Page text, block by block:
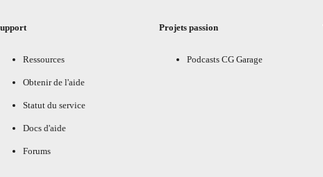
Ressources
Obtenir de l'aide
Statut du service
Docs d'aide
Forums
Projets passion
Podcasts CG Garage